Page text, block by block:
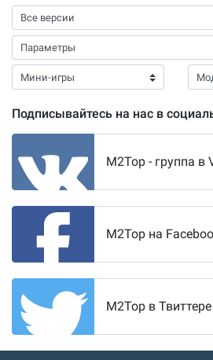
Подписывайтесь на нас в
M2Top - группа в
M2Top на
M2Top в Твиттере